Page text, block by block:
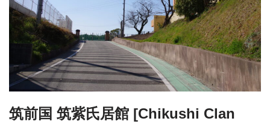
筑前国 筑紫氏居館 [Chikushi Clan